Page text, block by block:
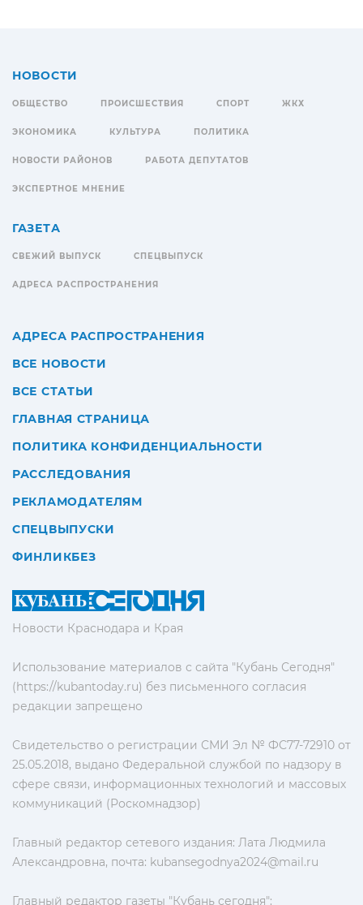
Новости Краснодара и Края
Использование материалов с сайта "Кубань Сегодня"
(https://kubantoday.ru) без письменного согласия
редакции запрещено
Свидетельство о регистрации СМИ Эл № ФС77-72910 от
25.05.2018, выдано Федеральной службой по надзору в
сфере связи, информационных технологий и массовых
коммуникаций (Роскомнадзор)
Главный редактор сетевого издания: Лата Людмила
Александровна, почта: kubansegodnya2024@mail.ru
Главный редактор газеты "Кубань сегодня":
НОВОСТИ
ОБЩЕСТВО ПРОИСШЕСТВИЯ СПОРТ ЖКХ
ЭКОНОМИКА КУЛЬТУРА ПОЛИТИКА
НОВОСТИ РАЙОНОВ РАБОТА ДЕПУТАТОВ
ЭКСПЕРТНОЕ МНЕНИЕ
ГАЗЕТА
СВЕЖИЙ ВЫПУСК СПЕЦВЫПУСК
АДРЕСА РАСПРОСТРАНЕНИЯ
АДРЕСА РАСПРОСТРАНЕНИЯ
ВСЕ НОВОСТИ
ВСЕ СТАТЬИ
ГЛАВНАЯ СТРАНИЦА
ПОЛИТИКА КОНФИДЕНЦИАЛЬНОСТИ
РАССЛЕДОВАНИЯ
РЕКЛАМОДАТЕЛЯМ
СПЕЦВЫПУСКИ
ФИНЛИКБЕЗ